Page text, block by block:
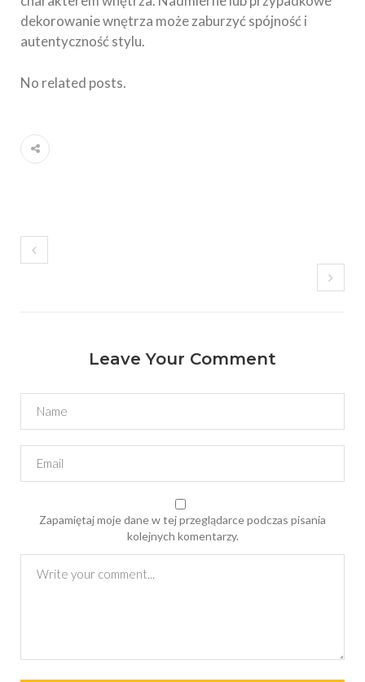
dekorowanie wnętrza może zaburzyć spójność i
autentyczność stylu.
No related posts.
Leave Your Comment
Zapamiętaj moje dane w tej przeglądarce podczas pisania
kolejnych komentarzy.